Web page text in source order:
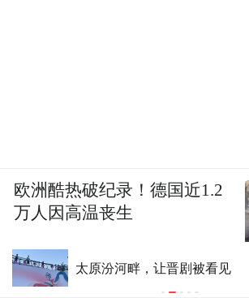
越剧《我的大观园》登陆上海 陈丽君含泪
谢幕致谢观众
欧洲酷热破纪录！德国近1.2
万人因高温丧生